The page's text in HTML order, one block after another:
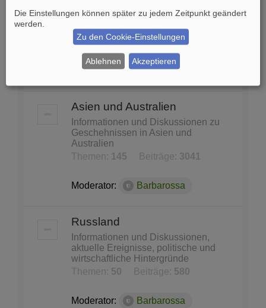
United Nations, Nato, WHO, Unicef,
Unesco...
Themen:87Beiträge:1140
Moderator: Barbarossa
Asien und Australien
Informationen und Diskussionen zu
Geschehnissen in Asien und
Australien
Themen:
145 Beiträge: 3041
Moderator: Barbarossa
Russland
Informationen und Diskussionen,
aktuelle Ereignisse, politische und
wirtschaftliche Hintergründe
Themen: 50 Beiträge: 580
Moderator: Barbarossa
Die Einstellungen können später zu jedem Zeitpunkt geändert
werden.
Zu den Cookie-Einstellungen
Ablehnen Akzeptieren